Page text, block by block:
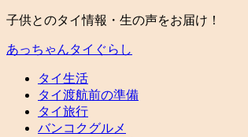
子供とのタイ情報・生の声をお届け！
あっちゃんタイぐらし
タイ生活
タイ渡航前の準備
タイ旅行
バンコクグルメ